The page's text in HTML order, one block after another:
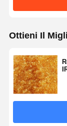
Ottieni Il